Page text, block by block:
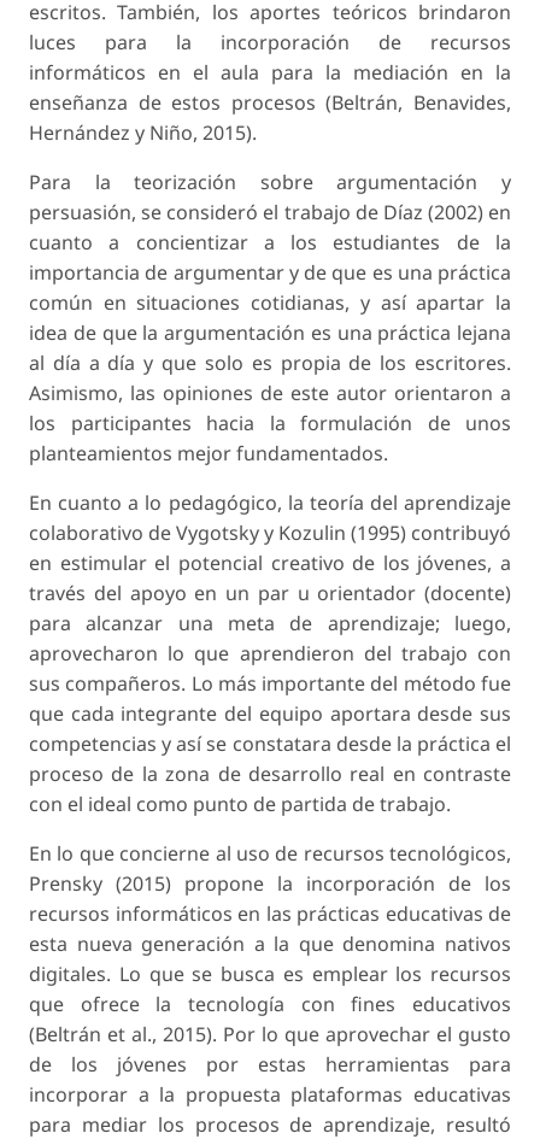
escritos. También, los aportes teóricos brindaron
luces para la incorporación de recursos
informáticos en el aula para la mediación en la
enseñanza de estos procesos (Beltrán, Benavides,
Hernández y Niño, 2015).
Para la teorización sobre argumentación y
persuasión, se consideró el trabajo de Díaz (2002) en
cuanto a concientizar a los estudiantes de la
importancia de argumentar y de que es una práctica
común en situaciones cotidianas, y así apartar la
idea de que la argumentación es una práctica lejana
al día a día y que solo es propia de los escritores.
Asimismo, las opiniones de este autor orientaron a
los participantes hacia la formulación de unos
planteamientos mejor fundamentados.
En cuanto a lo pedagógico, la teoría del aprendizaje
colaborativo de Vygotsky y Kozulin (1995) contribuyó
en estimular el potencial creativo de los jóvenes, a
través del apoyo en un par u orientador (docente)
para alcanzar una meta de aprendizaje; luego,
aprovecharon lo que aprendieron del trabajo con
sus compañeros. Lo más importante del método fue
que cada integrante del equipo aportara desde sus
competencias y así se constatara desde la práctica el
proceso de la zona de desarrollo real en contraste
con el ideal como punto de partida de trabajo.
En lo que concierne al uso de recursos tecnológicos,
Prensky (2015) propone la incorporación de los
recursos informáticos en las prácticas educativas de
esta nueva generación a la que denomina nativos
digitales. Lo que se busca es emplear los recursos
que ofrece la tecnología con fines educativos
(Beltrán et al., 2015). Por lo que aprovechar el gusto
de los jóvenes por estas herramientas para
incorporar a la propuesta plataformas educativas
para mediar los procesos de aprendizaje, resultó